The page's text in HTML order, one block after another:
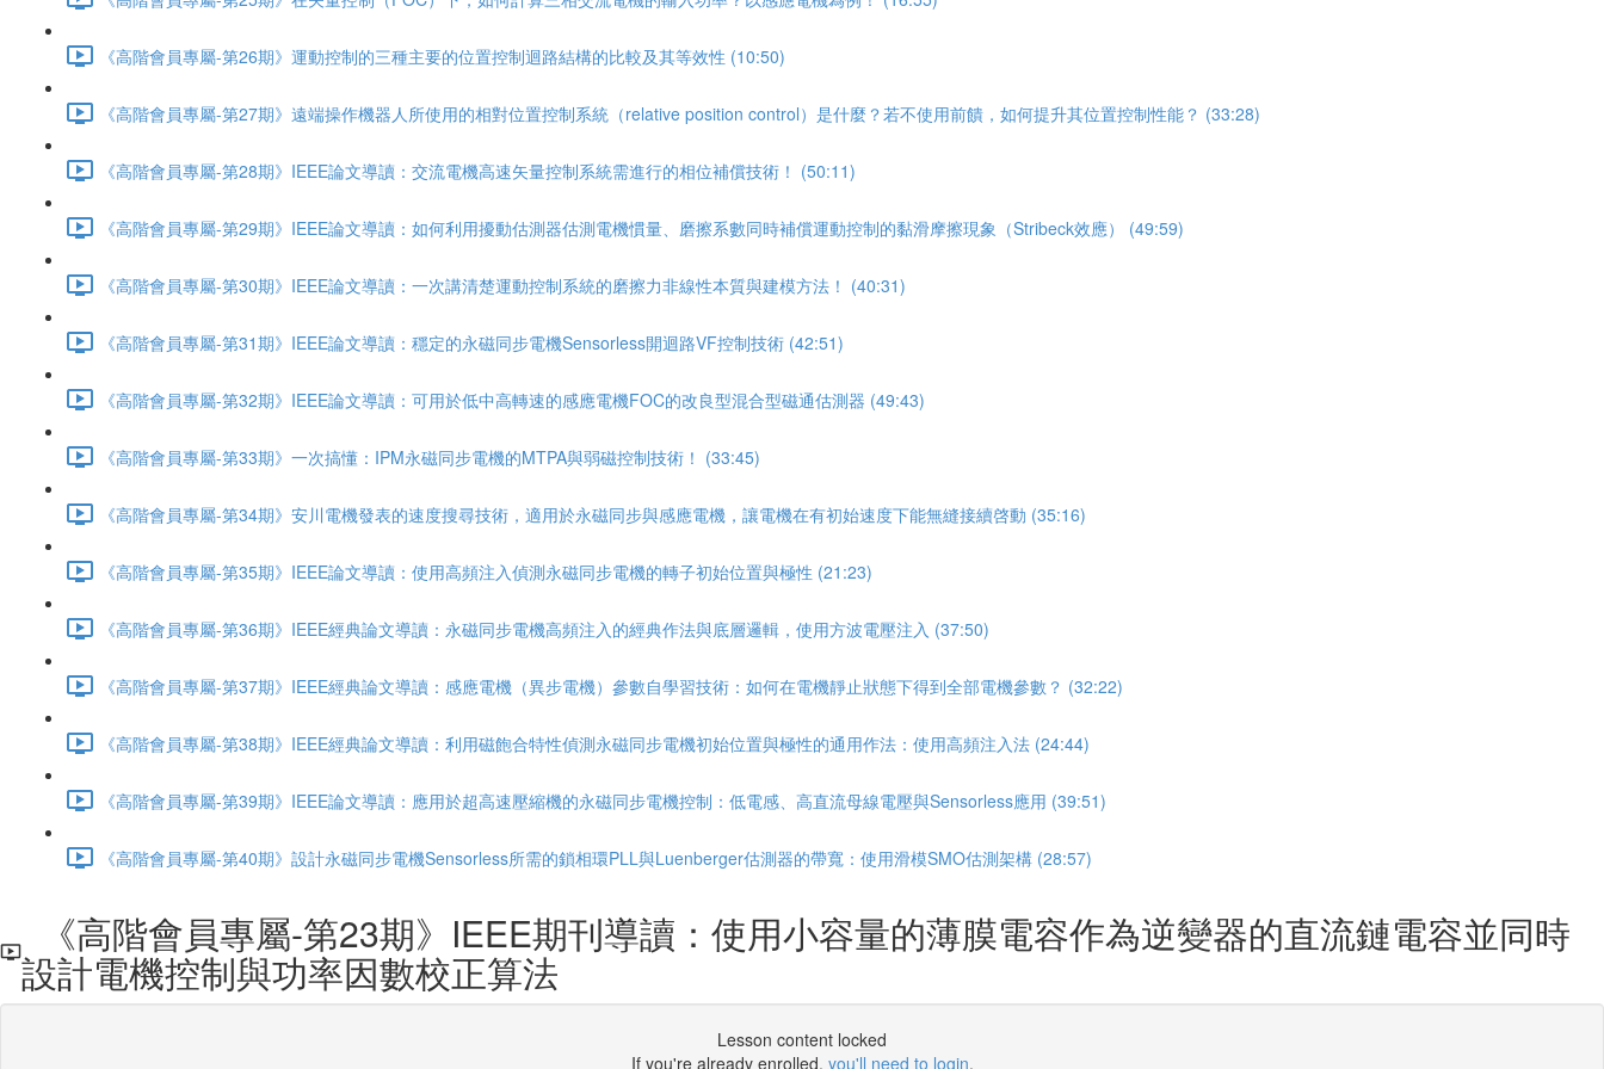
《高階會員專屬-第26期》運動控制的三種主要的位置控制迴路結構的比較及其等效性 (10:50)
《高階會員專屬-第27期》遠端操作機器人所使用的相對位置控制系統（relative position control）是什麼？若不使用前饋，如何提升其位置控制性能？ (33:28)
《高階會員專屬-第28期》IEEE論文導讀：交流電機高速矢量控制系統需進行的相位補償技術！ (50:11)
《高階會員專屬-第29期》IEEE論文導讀：如何利用擾動估測器估測電機慣量、磨擦系數同時補償運動控制的黏滑摩擦現象（Stribeck效應） (49:59)
《高階會員專屬-第30期》IEEE論文導讀：一次講清楚運動控制系統的磨擦力非線性本質與建模方法！ (40:31)
《高階會員專屬-第31期》IEEE論文導讀：穩定的永磁同步電機Sensorless開迴路VF控制技術 (42:51)
《高階會員專屬-第32期》IEEE論文導讀：可用於低中高轉速的感應電機FOC的改良型混合型磁通估測器 (49:43)
《高階會員專屬-第33期》一次搞懂：IPM永磁同步電機的MTPA與弱磁控制技術！ (33:45)
《高階會員專屬-第34期》安川電機發表的速度搜尋技術，適用於永磁同步與感應電機，讓電機在有初始速度下能無縫接續啓動 (35:16)
《高階會員專屬-第35期》IEEE論文導讀：使用高頻注入偵測永磁同步電機的轉子初始位置與極性 (21:23)
《高階會員專屬-第36期》IEEE經典論文導讀：永磁同步電機高頻注入的經典作法與底層邏輯，使用方波電壓注入 (37:50)
《高階會員專屬-第37期》IEEE經典論文導讀：感應電機（異步電機）參數自學習技術：如何在電機靜止狀態下得到全部電機參數？ (32:22)
《高階會員專屬-第38期》IEEE經典論文導讀：利用磁飽合特性偵測永磁同步電機初始位置與極性的通用作法：使用高頻注入法 (24:44)
《高階會員專屬-第39期》IEEE論文導讀：應用於超高速壓縮機的永磁同步電機控制：低電感、高直流母線電壓與Sensorless應用 (39:51)
《高階會員專屬-第40期》設計永磁同步電機Sensorless所需的鎖相環PLL與Luenberger估測器的帶寬：使用滑模SMO估測架構 (28:57)
《高階會員專屬-第23期》IEEE期刊導讀：使用小容量的薄膜電容作為逆變器的直流鏈電容並同時
設計電機控制與功率因數校正算法
Lesson content locked
If you're already enrolled, you'll need to login.